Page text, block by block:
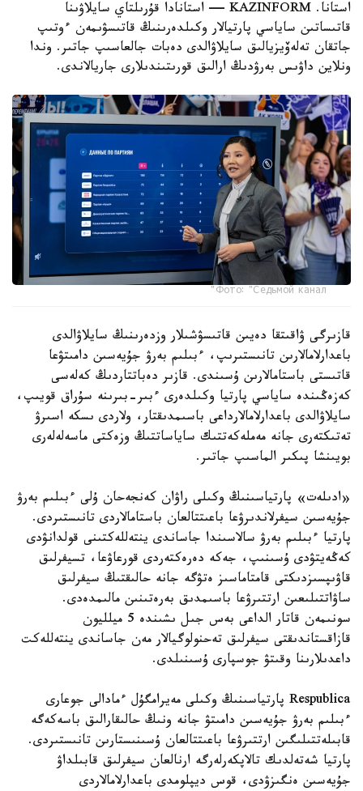
استانا. KAZINFORM — استانادا قۇرىلتاي سايلاۋىنا
قاتىساتىن ساياسي پارتيالار وكىلدەرىنىڭ قاتىسۋىمەن ءوتىپ
جاتقان تەلەۆيزيالىق سايلاۋالدى دەبات جالعاسىپ جاتىر. وندا
ونلاين داۋىس بەرۋدىڭ ارالىق قورىتىندىلارى جاريالاندى.
Фото: "Седьмой канал"
قازىرگى ۋاقىتقا دەيىن قاتىسۋشىلار وزدەرىنىڭ سايلاۋالدى
باعدارلامالارىن تانىستىرىپ، ءبىلىم بەرۋ جۇيەسىن دامىتۋعا
قاتىستى باستامالارىن ۇسىندى. قازىر دەباتتاردىڭ كەلەسى
كەزەڭىندە ساياسي پارتيا وكىلدەرى ءبىر-بىرىنە سۇراق قويىپ،
سايلاۋالدى باعدارلامالارداعى باسىمدىقتار، ولاردى ىسكە اسىرۋ
تەتىكتەرى جانە مەملەكەتتىك ساياساتتىڭ وزەكتى ماسەلەلەرى
بويىنشا پىكىر الماسىپ جاتىر.
«ادىلەت» پارتياسىنىڭ وكىلى راۋان كەنجەحان ۇلى ءبىلىم بەرۋ
جۇيەسىن سيفرلاندىرۋعا باعىتتالعان باستامالاردى تانىستىردى.
پارتيا ءبىلىم بەرۋ سالاسىندا جاساندى ينتەللەكتىنى قولدانۋدى
كەڭەيتۋدى ۇسىنىپ، جەكە دەرەكتەردى قورعاۋعا، تسيفرلىق
قاۋىپسىزدىكتى قامتاماسىز ەتۋگە جانە حالىقتىڭ سيفرلىق
ساۋاتتىلىعىن ارتتىرۋعا باسىمدىق بەرەتىنىن مالىمدەدى.
سونىمەن قاتار الداعى بەس جىل ىشىندە 5 ميلليون
قازاقستاندىقتى سيفرلىق تەحنولوگيالار مەن جاساندى ينتەللەكت
داعدىلارىنا وقىتۋ جوسپارى ۇسىنىلدى.
Respublica پارتياسىنىڭ وكىلى مەيرامگۇل ءمادالى جوعارى
ءبىلىم بەرۋ جۇيەسىن دامىتۋ جانە ونىڭ حالىقارالىق باسەكەگە
قابىلەتتىلىگىن ارتتىرۋعا باعىتتالعان ۇسىنىستارىن تانىستىردى.
پارتيا شەتەلدىك تالاپكەرلەرگە ارنالعان سيفرلىق قابىلداۋ
جۇيەسىن ەنگىزۋدى، قوس ديپلومدى باعدارلامالاردى